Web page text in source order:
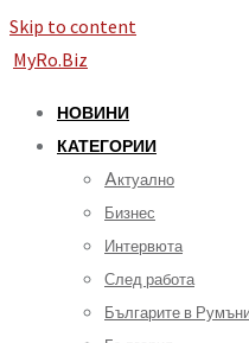
Skip to content
MyRo.Biz
НОВИНИ
КАТЕГОРИИ
Aктуално
Бизнес
Интервюта
След работа
Българите в